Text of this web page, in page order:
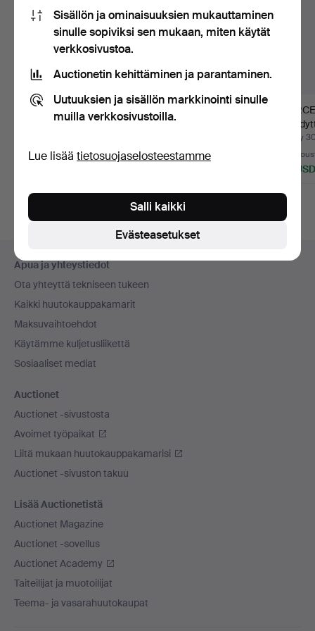
NAISTENPYÖRIÄ 2 kpl.
12 tarjousta
NAISTENPYÖRÄ,
"Nova", 3-vaihteinen,
16 tarjousta
ja me…
Myyty
3
43 USD
Alatunnistenavigaatio
Apua ja yhteystiedot
Ota yhteyttä tekniseen tukeen
Kaikki huutokauppakamarit
Maksuvaihtoehdot
Käytämme kuljetusliikettä
Sosiaaliset mediat
Auctionet
Auctionet -sivustosta
Avoimet työpaikat
Liitä mukaan huutokauppakamarisi
Auctionet -sivuston takuu
Lisää Auctionetistä
Auctionet Magazine
Auctionet -sovellus
Auctionet Academy
Taiteilijat ja muotoilijat
Teema- ja vasarahuutokaupat
Sisällön ja ominaisuuksien mukauttaminen
sinulle sopiviksi sen mukaan, miten käytät
verkkosivustoa.
Auctionetin kehittäminen ja parantaminen.
Uutuuksien ja sisällön markkinointi sinulle
muilla verkkosivustoilla.
Lue lisää tietosuojaselosteestamme
Evästeasetukset
Salli kaikki